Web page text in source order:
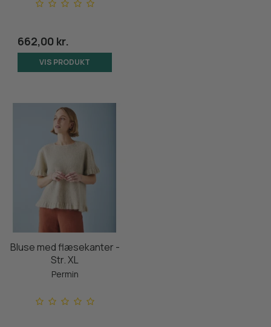
662,00 kr.
VIS PRODUKT
Bluse med flæsekanter -
Str. XL
Permin